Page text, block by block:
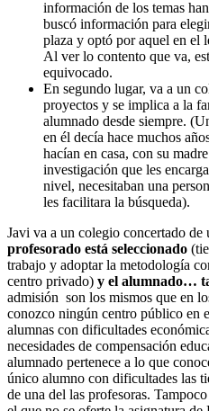
información de los temas
buscó información para
plaza y optó por aquel en el
Al ver lo contento que va,
equivocado.
En segundo lugar, va a un
proyectos y se implica a la
alumnado desde siempre.
en él decía hace muchos
hacían en casa, con su
investigación que les
nivel, necesitaban una
les facilitara la búsqueda).
Javi va a un colegio concertado de
profesorado está seleccionado
trabajo y adoptar la metodología
centro privado) y el alumnado…
admisión son los mismos que en
conozco ningún centro público en
alumnas con dificultades
necesidades de compensación
alumnado pertenece a lo que
único alumno con dificultades las
de una del las profesoras.